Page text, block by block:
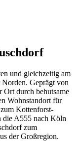
und gleichzeitig am
Norden. Geprägt von
Ort durch behutsame
Wohnstandort für
Kottenforst-
die A555 nach Köln
zum
der Großregion.